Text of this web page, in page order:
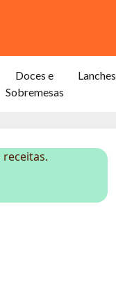
Doces e
Sobremesas
Lanches